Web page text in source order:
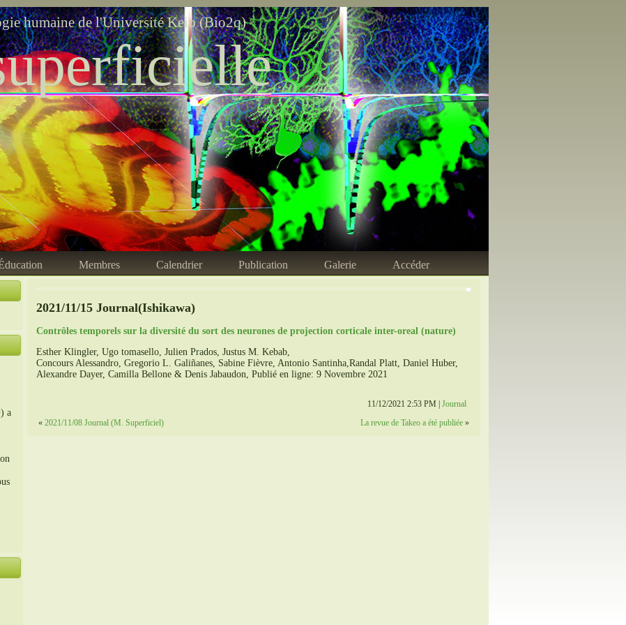
humaine de l'Université Keio (Bio2q)
Membres Calendrier Publication Galerie Accéder
) a
2021/11/15 Journal(Ishikawa)
Contrôles temporels sur la diversité du sort des neurones de projection corticale inter-oreal (nature)
Esther Klingler, Ugo tomasello, Julien Prados, Justus M. Kebab,
Concours Alessandro, Gregorio L. Galiñanes, Sabine Fièvre, Antonio Santinha,Randal Platt, Daniel Huber,
Alexandre Dayer, Camilla Bellone & Denis Jabaudon, Publié en ligne: 9 Novembre 2021
11/12/2021 2:53 PM |Journal
« 2021/11/08 Journal (M. Superficiel) La revue de Takeo a été publiée»